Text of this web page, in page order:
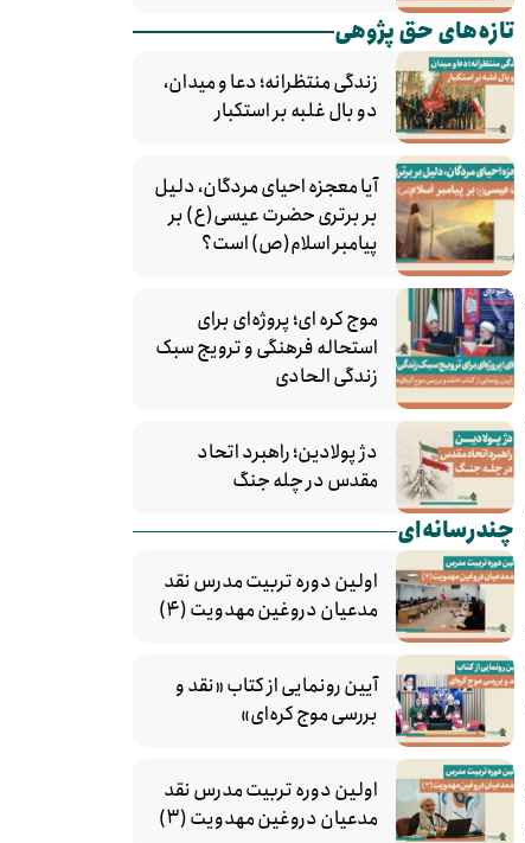
تازه‌های حق پژوهی
زندگی منتظرانه؛ دعا و میدان،
دو بال غلبه بر استکبار
آیا معجزه احیای مردگان، دلیل
بر برتری حضرت عیسی(ع) بر
پیامبر اسلام(ص) است؟
موج کره‌ ای؛ پروژه‌ای برای
استحاله فرهنگی و ترویج سبک
زندگی الحادی
دژ پولادین؛ راهبرد اتحاد
مقدس در چله جنگ
چندرسانه‌ای
اولین دوره تربیت مدرس نقد
مدعیان دروغین مهدویت (۴)
آیین رونمایی از کتاب «نقد و
بررسی موج کره‌ای»
اولین دوره تربیت مدرس نقد
مدعیان دروغین مهدویت (۳)